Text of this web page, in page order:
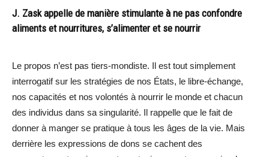
J. Zask appelle de manière stimulante à ne pas confondre
aliments et nourritures, s’alimenter et se nourrir
Le propos n’est pas tiers-mondiste. Il est tout simplement
interrogatif sur les stratégies de nos États, le libre-échange,
nos capacités et nos volontés à nourrir le monde et chacun
des individus dans sa singularité. Il rappelle que le fait de
donner à manger se pratique à tous les âges de la vie. Mais
derrière les expressions de dons se cachent des